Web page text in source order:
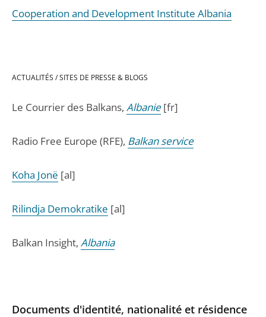
Cooperation and Development Institute Albania
ACTUALITÉS / SITES DE PRESSE & BLOGS
Le Courrier des Balkans, Albanie[fr]
Radio Free Europe (RFE), Balkan service
Koha Jonë [al]
Rilindja Demokratike [al]
Balkan Insight, Albania
Documents d'identité, nationalité et résidence